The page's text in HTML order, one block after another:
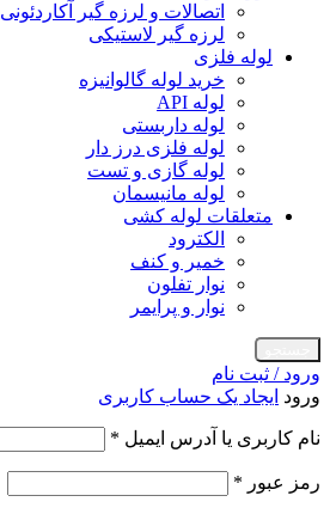
اتصالات و لرزه گیر آکاردئونی
لرزه گیر لاستیکی
لوله فلزی
خرید لوله گالوانیزه
لوله API
لوله داربستی
لوله فلزی درز دار
لوله گازی و تست
لوله مانیسمان
متعلقات لوله کشی
الکترود
خمیر و کنف
نوار تفلون
نوار و پرایمر
ورود / ثبت نام
ورود ایجاد یک حساب کاربری
نام کاربری یا آدرس ایمیل *
رمز عبور *